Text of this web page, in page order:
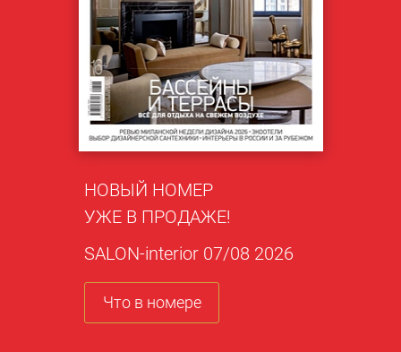
НОВЫЙ НОМЕР
УЖЕ В ПРОДАЖЕ!
SALON-interior 07/08 2026
Что в номере